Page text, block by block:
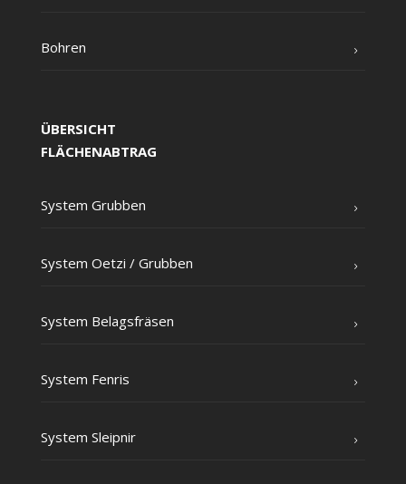
Boh­ren
ÜBERSICHT
FLÄCHENABTRAG
Sys­tem Grubben
Sys­tem Oet­zi /​ Grub­ben
Sys­tem Belagsfräsen
Sys­tem Fenris
Sys­tem Sleipnir